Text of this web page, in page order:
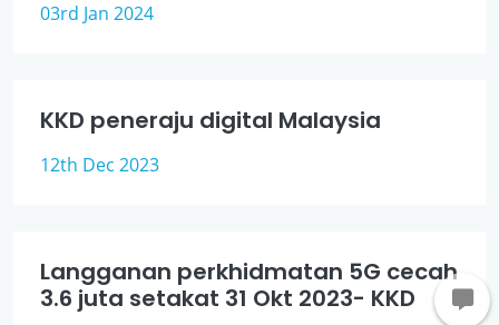
03rd Jan 2024
KKD peneraju digital Malaysia
12th Dec 2023
Langganan perkhidmatan 5G cecah
3.6 juta setakat 31 Okt 2023- KKD